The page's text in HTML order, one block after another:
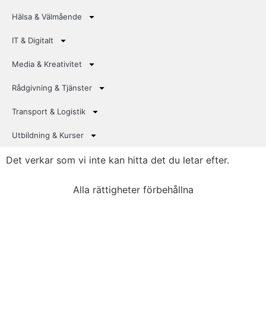
Hälsa & Välmående
IT & Digitalt
Media & Kreativitet
Rådgivning & Tjänster
Transport & Logistik
Utbildning & Kurser
Det verkar som vi inte kan hitta det du letar efter.
Alla rättigheter förbehållna